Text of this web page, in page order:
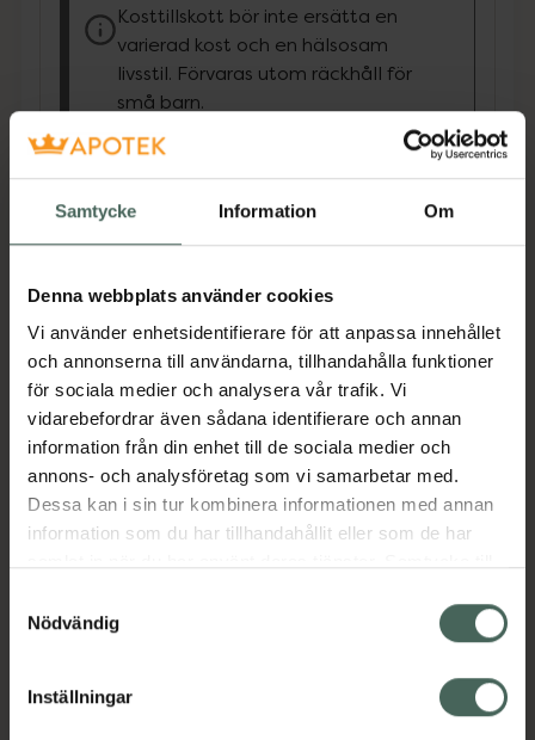
Samtycke Information Om
Denna webbplats använder cookies
Vi använder enhetsidentifierare för att anpassa innehållet
och annonserna till användarna, tillhandahålla funktioner
för sociala medier och analysera vår trafik. Vi
vidarebefordrar även sådana identifierare och annan
information från din enhet till de sociala medier och
annons- och analysföretag som vi samarbetar med.
Dessa kan i sin tur kombinera informationen med annan
information som du har tillhandahållit eller som de har
återkalla ditt samtycke via webbplatsens
cookieinställningar. Ett återkallat samtycke påverkar inte
lagligheten av behandling som skett innan återkallelsen.
Nödvändig
Inställningar
Kosttillskott bör inte ersätta en
varierad kost och en hälsosam
livsstil. Förvaras utom räckhåll för
små barn.
Fenugreek Man är ett kosttillskott med
bockhornsklöverfrö, magnesium, vitamin B6
och zink. Magnesium bidrar till normal
B6 bidrar till normal energiomsättning och till
till att bibehålla normala testosteronnivåer i
blodet.
Jämförpris 4,48 kr/st
EAN:07350023031103
Kategorier:
Kost och hälsaKosttillskottKosttillskott
Kosttillskott för mänKosttillskott för män
Visa